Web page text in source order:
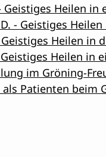
Geistiges Heilen
- Geistiges
Geistiges Heilen in
Heilen in
im Gröning-
als Patienten beim